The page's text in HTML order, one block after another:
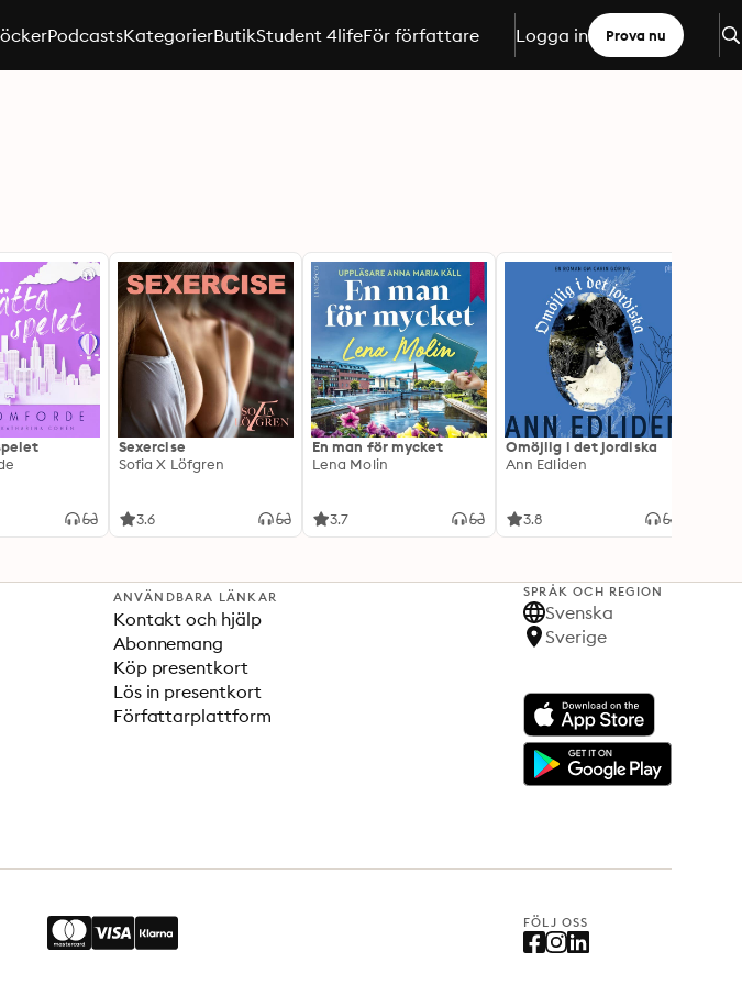
PodcastsKategorierButikStudent 4lifeFör författare Logga in Prova nu
Sexercise
Sofia X Löfgren
3.6
En man för mycket
Lena Molin
3.7
Omöjlig i det jordiska
Ann Edliden
3.8
ANVÄNDBARA LÄNKAR
Kontakt och hjälp
Abonnemang
Köp presentkort
Lös in presentkort
Författarplattform
SPRÅK OCH REGION
Svenska
Sverige
FÖLJ OSS